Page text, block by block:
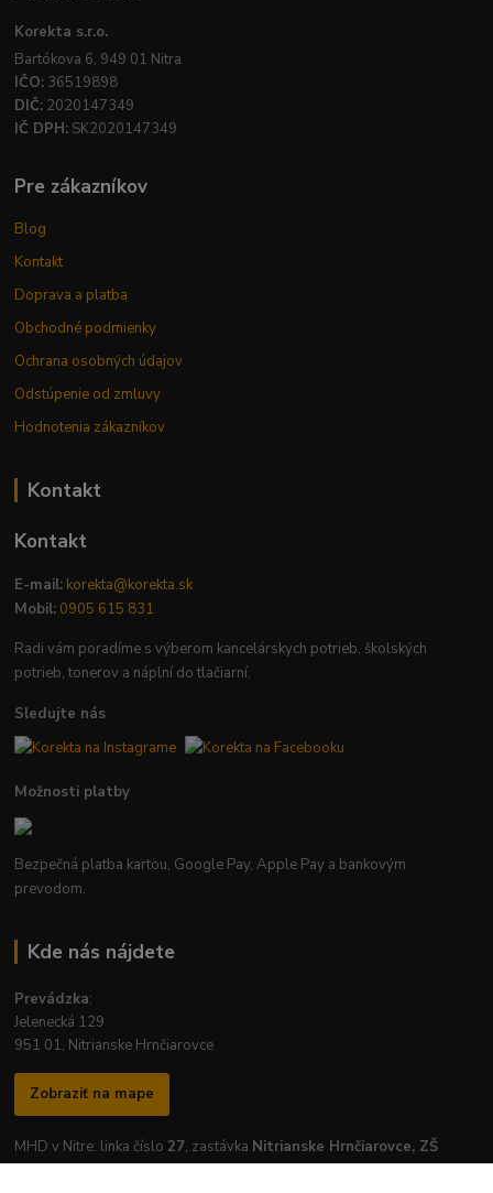
Korekta s.r.o.
Bartókova 6, 949 01 Nitra
IČO: 36519898
DIČ: 2020147349
IČ DPH: SK2020147349
Pre zákazníkov
Blog
Kontakt
Doprava a platba
Obchodné podmienky
Ochrana osobných údajov
Odstúpenie od zmluvy
Hodnotenia zákazníkov
Kontakt
Kontakt
E-mail: korekta@korekta.sk
Mobil: 0905 615 831
Radi vám poradíme s výberom kancelárskych potrieb, školských
potrieb, tonerov a náplní do tlačiarní.
Sledujte nás
Možnosti platby
Bezpečná platba kartou, Google Pay, Apple Pay a bankovým
prevodom.
Kde nás nájdete
Prevádzka:
Jelenecká 129
951 01, Nitrianske Hrnčiarovce
Zobraziť na mape
MHD v Nitre: linka číslo 27, zastávka Nitrianske Hrnčiarovce, ZŠ